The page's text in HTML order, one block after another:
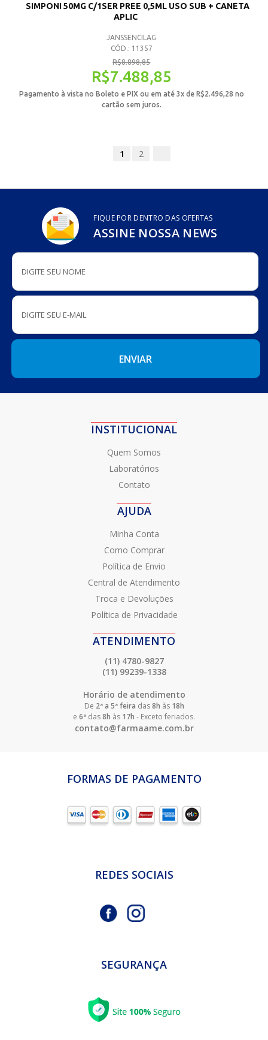
SIMPONI 50MG C/1SER PREE 0,5ML USO SUB + CANETA
APLIC
JANSSENCILAG
CÓD.: 11357
R$8.898,85
R$7.488,85
Pagamento à vista no Boleto e PIX ou em até 3x de R$2.496,28 no
cartão sem juros.
1 2
FIQUE POR DENTRO DAS OFERTAS
ASSINE NOSSA NEWS
INSTITUCIONAL
Quem Somos
Laboratórios
Contato
AJUDA
Minha Conta
Como Comprar
Política de Envio
Central de Atendimento
Troca e Devoluções
Política de Privacidade
ATENDIMENTO
(11) 4780-9827
(11) 99239-1338
Horário de atendimento
De 2ª a 5ª feira das8h às 18h
e 6ª das8h às 17h - Exceto feriados.
contato@farmaame.com.br
FORMAS DE PAGAMENTO
REDES SOCIAIS
SEGURANÇA